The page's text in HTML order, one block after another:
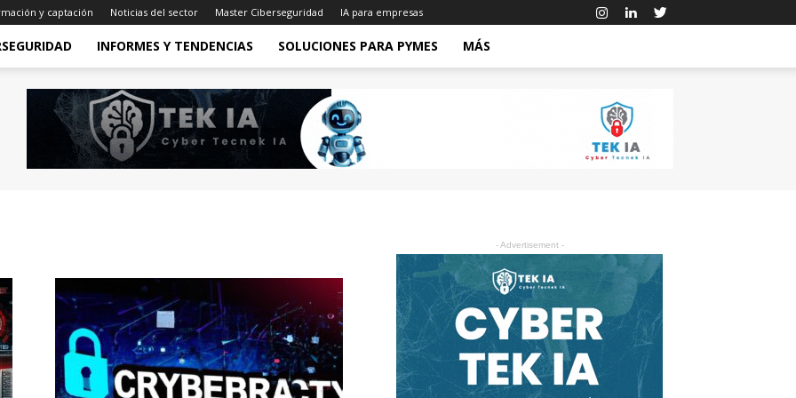
y captación Noticias del sector Master Ciberseguridad IA para empresas
INFORMES Y TENDENCIAS SOLUCIONES PARA PYMES MÁS
- Advertisement -